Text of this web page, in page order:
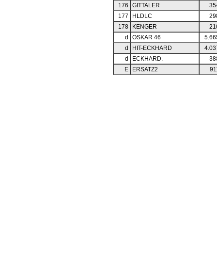
176
GITTALER
177
HLDLC
178
KENGER
d
OSKAR 46
d
HIT-ECKHARD
d
ECKHARD.
E
ERSATZ2